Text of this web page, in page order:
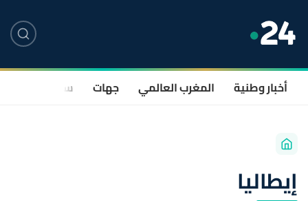
أخبار وطنية المغرب العالمي جهات سياسة
إيطاليا